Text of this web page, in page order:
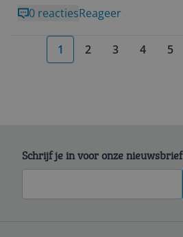
0 reactiesReageer
1 2 3 4 5
Schrijf je in voor onze nieuwsbrief